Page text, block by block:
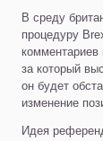
В среду
процедуру
за который
он будет
изменение
Идея